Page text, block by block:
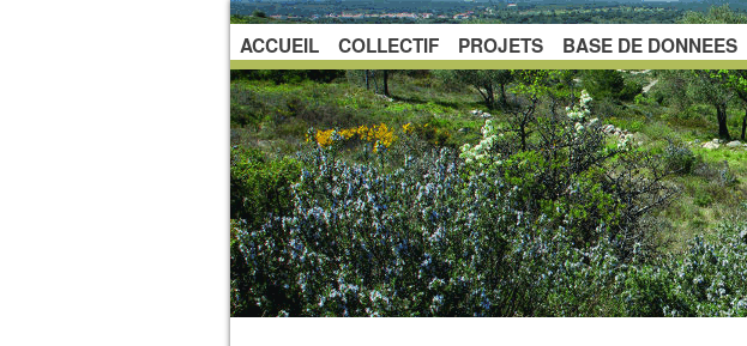
ACCUEIL COLLECTIF PROJETS BASE DE DONNEES